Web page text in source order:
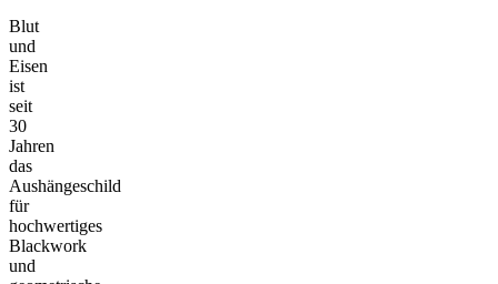
Blut
und
Eisen
ist
seit
30
Jahren
das
Aushängeschild
für
hochwertiges
Blackwork
und